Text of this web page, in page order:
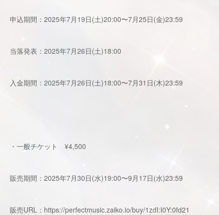
申込期間：2025年7月19日(土)20:00〜7月25日(金)23:59
当落発表：2025年7月26日(土)18:00
入金期間：2025年7月26日(土)18:00〜7月31日(木)23:59
・一般チケット ¥4,500
販売期間：2025年7月30日(水)19:00〜9月17日(水)23:59
販売URL： https://perfectmusic.zaiko.io/buy/1zdI:I0Y:0fd21